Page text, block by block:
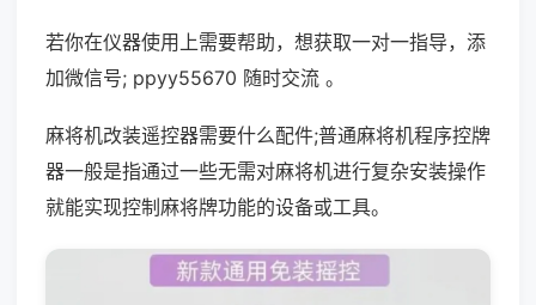
若你在仪器使用上需要帮助，想获取一对一指导，添
加微信号; ppyy55670 随时交流 。
麻将机改装遥控器需要什么配件;普通麻将机程序控牌
器一般是指通过一些无需对麻将机进行复杂安装操作
就能实现控制麻将牌功能的设备或工具。